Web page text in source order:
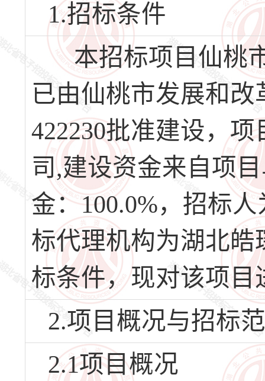
1.招标条件
本招标项目仙桃市
已由仙桃市发展和改
422230批准建设，
司,建设资金来自项
金：100.0%，招标
标代理机构为湖北
标条件，现对该项目
2.项目概况与招标
2.1项目概况